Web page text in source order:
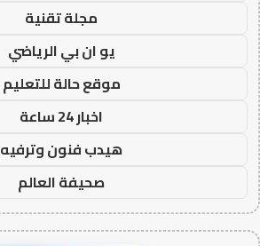
مجلة تقنية
يو ان بي الرياضي
موقع حالة للتعليم
اخبار 24 ساعة
هيدب فنون وترفيه
صحيفة العالم